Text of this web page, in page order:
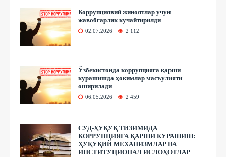
Коррупциявий жиноятлар учун
жавобгарлик кучайтирилди
02.07.2026 2 112
Ўзбекистонда коррупцияга қарши
курашишда ҳокимлар масъулияти
оширилади
06.05.2026 2 459
СУД-ҲУҚУҚ ТИЗИМИДА
КОРРУПЦИЯГА ҚАРШИ КУРАШИШ:
ҲУҚУҚИЙ МЕХАНИЗМЛАР ВА
ИНСТИТУЦИОНАЛ ИСЛОҲОТЛАР